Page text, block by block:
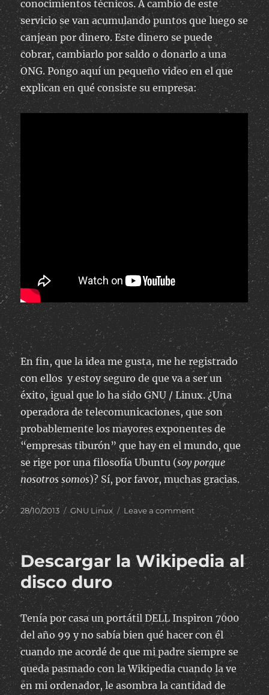
conocimientos técnicos. A cambio de este
servicio se van acumulando puntos que luego se
canjean por dinero. Este dinero se puede
cobrar, cambiarlo por saldo o donarlo a una
ONG. Pongo aquí un pequeño video en el que
explican en qué consiste su empresa:
En fin, que la idea me gusta, me he registrado
con ellos y estoy seguro de que va a ser un
éxito, igual que lo ha sido GNU / Linux. ¿Una
operadora de telecomunicaciones, que son
probablemente los mayores exponentes de
“empresas tiburón” que hay en el mundo, que
se rige por una filosofía Ubuntu (soy porque
nosotros somos)? Sí, por favor, muchas gracias.
Posted
on
28/10/2013 Categories
GNU Linux Leave a commenton
SUOP,
operador
móvil
colaborativo
Descargar la Wikipedia al
disco duro
Tenía por casa un portátil DELL Inspiron 7000
del año 99 y no sabía bien qué hacer con él
cuando me acordé de que mi padre siempre se
queda pasmado con la Wikipedia cuando la ve
en mi ordenador, le asombra la cantidad de